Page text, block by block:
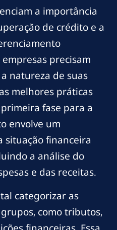
a importância
de crédito e a
precisam
natureza de suas
melhores práticas
fase para a
envolve um
situação financeira
a análise do
e das receitas.
categorizar as
como tributos,